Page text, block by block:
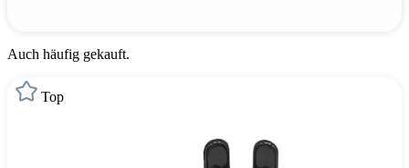
Auch häufig gekauft.
Top